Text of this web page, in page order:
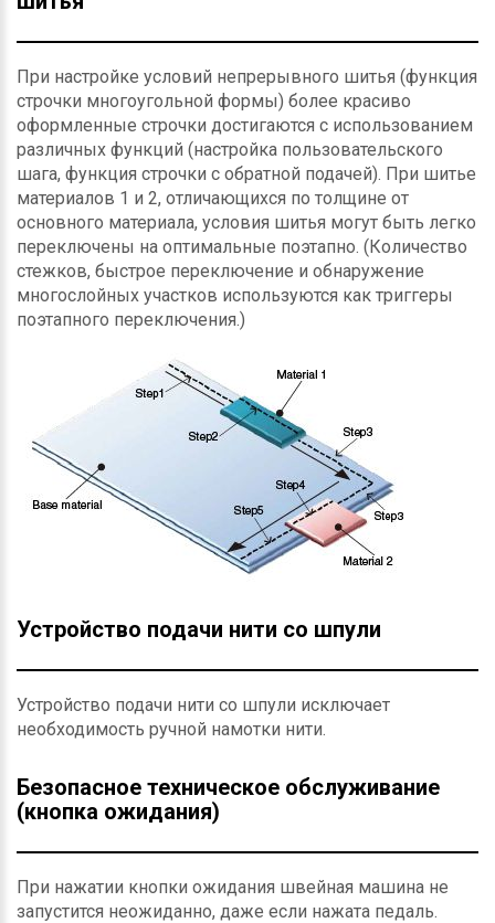
При настройке условий непрерывного шитья (функция
строчки многоугольной формы) более красиво
оформленные строчки достигаются с использованием
различных функций (настройка пользовательского
шага, функция строчки с обратной подачей). При шитье
материалов 1 и 2, отличающихся по толщине от
основного материала, условия шитья могут быть легко
переключены на оптимальные поэтапно. (Количество
стежков, быстрое переключение и обнаружение
многослойных участков используются как триггеры
поэтапного переключения.)
Устройство подачи нити со шпули
Устройство подачи нити со шпули исключает
необходимость ручной намотки нити.
Безопасное техническое обслуживание
(кнопка ожидания)
При нажатии кнопки ожидания швейная машина не
запустится неожиданно, даже если нажата педаль.